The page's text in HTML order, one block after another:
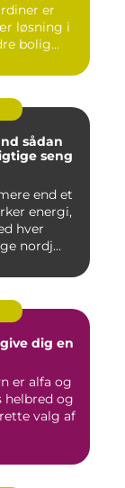
er
løsning i
bolig...
seng
end et
energi,
hver
nordj...
dig en
er alfa og
helbred og
valg af